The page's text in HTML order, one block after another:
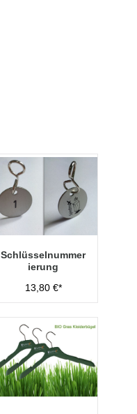
Schlüsselnummer
ierung
13,80 €*